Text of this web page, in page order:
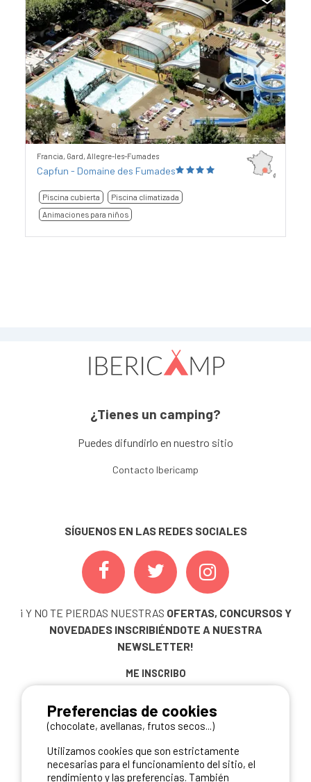
Previous Next
Francia, Gard, Allegre-les-Fumades
Capfun - Domaine des Fumades
Piscina cubierta
Piscina climatizada
Animaciones para niños
¿Tienes un camping?
Puedes difundirlo en nuestro sitio
Contacto Ibericamp
SÍGUENOS EN LAS REDES SOCIALES
¡ Y NO TE PIERDAS NUESTRAS OFERTAS, CONCURSOS Y
NOVEDADES INSCRIBIÉNDOTE A NUESTRA
NEWSLETTER!
ME INSCRIBO
NUESTROS PARTNERS
Preferencias de cookies
(chocolate, avellanas, frutos secos...)
Utilizamos cookies que son estrictamente
necesarias para el funcionamiento del sitio, el
rendimiento y las preferencias. También